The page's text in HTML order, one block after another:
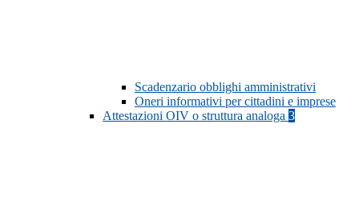
Scadenzario obblighi amministrativi
Oneri informativi per cittadini e imprese
Attestazioni OIV o struttura analoga 3